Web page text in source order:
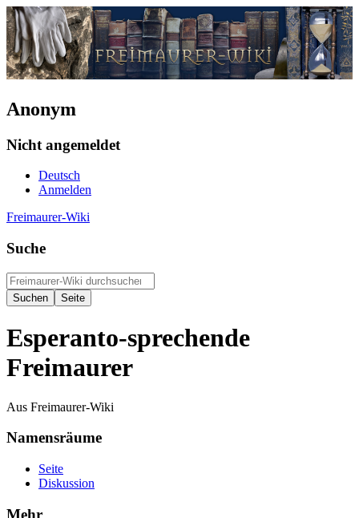
Anonym
Nicht angemeldet
Deutsch
Anmelden
Freimaurer-Wiki
Suche
Esperanto-sprechende
Freimaurer
Aus Freimaurer-Wiki
Namensräume
Seite
Diskussion
Mehr